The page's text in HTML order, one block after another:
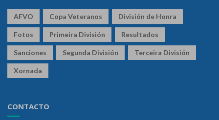
AFVO Copa Veteranos División de Honra
Fotos Primeira División Resultados
Sanciones Segunda División Terceira División
Xornada
CONTACTO